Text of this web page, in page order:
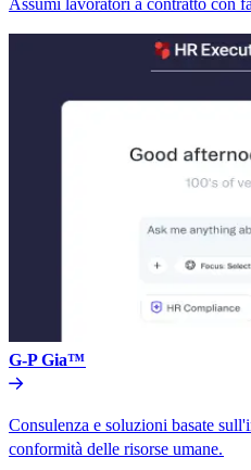
G-P Gia™​​
Consulenza e soluzioni basate
conformità delle risorse umane.​​